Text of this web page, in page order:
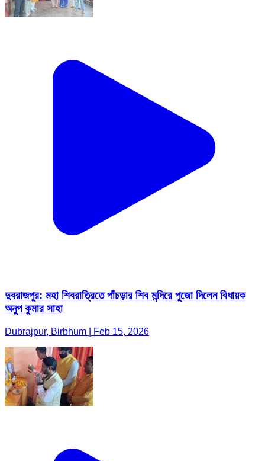
দুবরাজপুর: মহা শিবরাত্রিতে পাঁচড়ার শিব মন্দিরে পুজো দিলেন বিধায়ক
অনুপ কুমার সাহা
Dubrajpur, Birbhum | Feb 15, 2026